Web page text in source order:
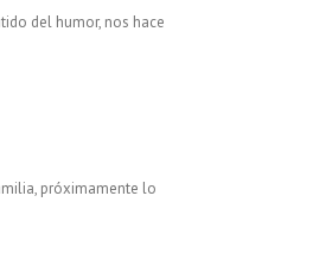
del humor, nos hace
próximamente lo